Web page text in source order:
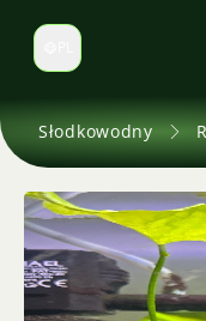
Zmień język
Słodkowodny